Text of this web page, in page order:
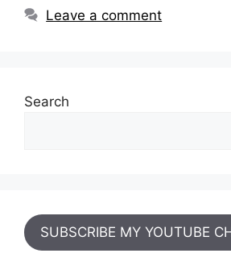
Leave a comment
Search
SUBSCRIBE MY YOUTUBE